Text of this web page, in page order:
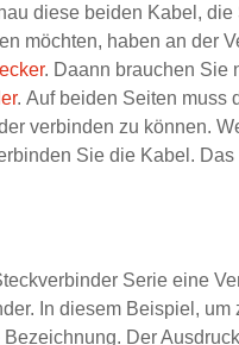
diese beiden Kabel,
möchten, haben an der
. Daann brauchen Sie
. Auf beiden Seiten muss
verbinden zu können.
Sie die Kabel.
Serie eine
In diesem Beispiel,
Der